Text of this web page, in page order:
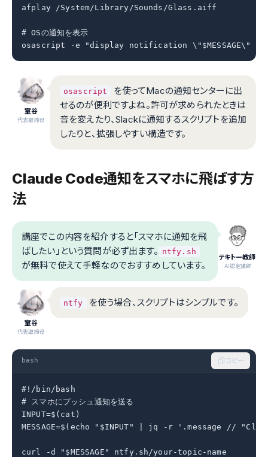
afplay /System/Library/Sounds/Glass.aiff
# OSの通知を表示
osascript -e "display notification \"$MESSAGE\"
室谷
代表取締役
osascript
を使ってMacの通知センターに出
せるのが便利ですよね。許可が求められたときは
音を変えたり、Slackに通知するスクリプトを追加
したりと、拡張しやすい構造です。
Claude Code通知をスマホに飛ばす方
法
テキトー教師
.AI認定講師
講座でこの内容を紹介すると「スマホに通知を飛
ばしたい」という質問が必ず出ます。 ntfy.sh
が無料で使えて手軽なのでおすすめしています。
室谷
代表取締役
ntfy を使う場合、スクリプトはシンプルです。
bash コピー
#!/bin/bash
# スマホにプッシュ通知を送る
INPUT=$(cat)
MESSAGE=$(echo "$INPUT" | jq -r '.message // "Claude
curl -d "$MESSAGE" ntfy.sh/your-topic-name